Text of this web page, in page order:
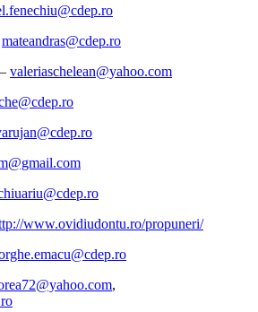
mateandras@cdep.ro
valeriaschelean@yahoo.com
www.ovidiudontu.ro/propuneri/
,